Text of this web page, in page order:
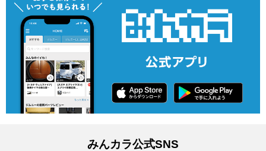
みんカラ公式SNS